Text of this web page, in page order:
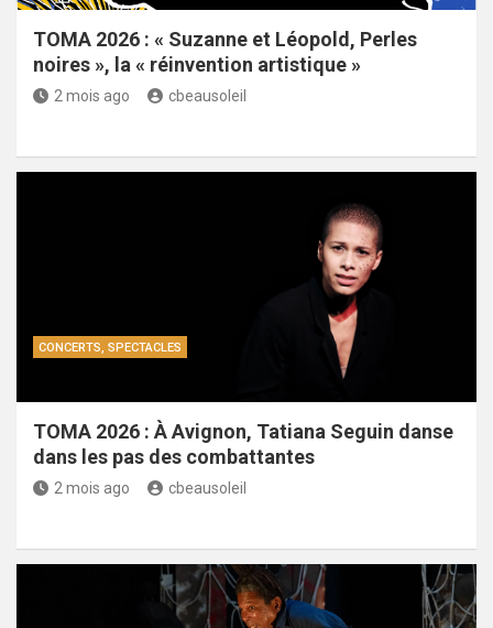
TOMA 2026 : « Suzanne et Léopold, Perles
noires », la « réinvention artistique »
2 mois ago cbeausoleil
CONCERTS, SPECTACLES
TOMA 2026 : À Avignon, Tatiana Seguin danse
dans les pas des combattantes
2 mois ago cbeausoleil